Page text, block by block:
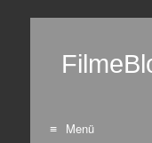
Menü